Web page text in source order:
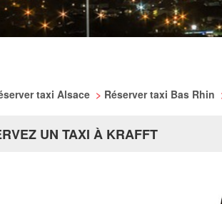
taxi Alsace > Réserver taxi Bas Rhin
UN TAXI À KRAFFT